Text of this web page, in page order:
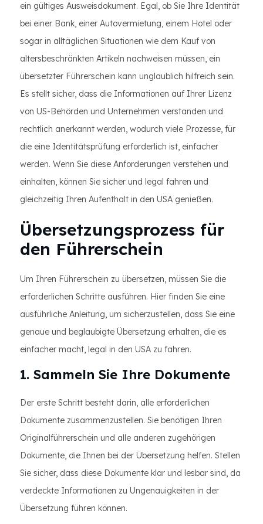
ein gültiges Ausweisdokument. Egal, ob Sie Ihre Identität
bei einer Bank, einer Autovermietung, einem Hotel oder
sogar in alltäglichen Situationen wie dem Kauf von
altersbeschränkten Artikeln nachweisen müssen, ein
übersetzter Führerschein kann unglaublich hilfreich sein.
Es stellt sicher, dass die Informationen auf Ihrer Lizenz
von US-Behörden und Unternehmen verstanden und
rechtlich anerkannt werden, wodurch viele Prozesse, für
die eine Identitätsprüfung erforderlich ist, einfacher
werden. Wenn Sie diese Anforderungen verstehen und
einhalten, können Sie sicher und legal fahren und
gleichzeitig Ihren Aufenthalt in den USA genießen.
Übersetzungsprozess für
den Führerschein
Um Ihren Führerschein zu übersetzen, müssen Sie die
erforderlichen Schritte ausführen. Hier finden Sie eine
ausführliche Anleitung, um sicherzustellen, dass Sie eine
genaue und beglaubigte Übersetzung erhalten, die es
einfacher macht, legal in den USA zu fahren.
1. Sammeln Sie Ihre Dokumente
Der erste Schritt besteht darin, alle erforderlichen
Dokumente zusammenzustellen. Sie benötigen Ihren
Originalführerschein und alle anderen zugehörigen
Dokumente, die Ihnen bei der Übersetzung helfen. Stellen
Sie sicher, dass diese Dokumente klar und lesbar sind, da
verdeckte Informationen zu Ungenauigkeiten in der
Übersetzung führen können.